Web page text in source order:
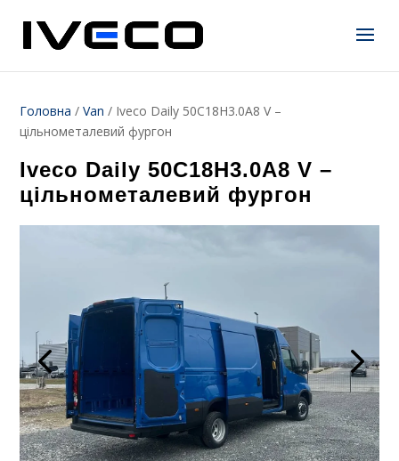
Головна /Van / Iveco Daily 50C18H3.0A8 V –
цільнометалевий фургон
Iveco Daily 50C18H3.0A8 V –
цільнометалевий фургон